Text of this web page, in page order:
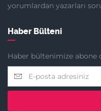
yorumlardan yazarları
Haber Bülteni
Haber bültenimize abone